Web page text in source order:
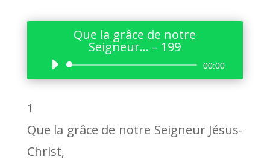
Que la grâce de notre
Seigneur… – 199
Lecteur
audio
00:00
1
Que la grâce de notre Seigneur Jésus-
Christ,